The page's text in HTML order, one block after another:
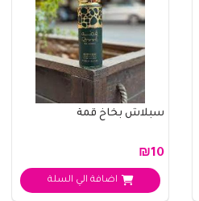
سبلاش بخاخ قمة
₪10
اضافة الي السلة